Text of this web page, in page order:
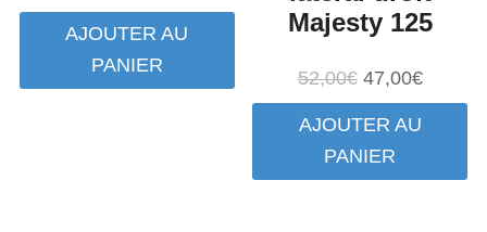
prix
initial
était :
prix
actuel
AJOUTER AU
PANIER
Majesty 125
52,00€ Le
prix
initial
était :
47,00€Le
prix
AJOUTER AU
PANIER